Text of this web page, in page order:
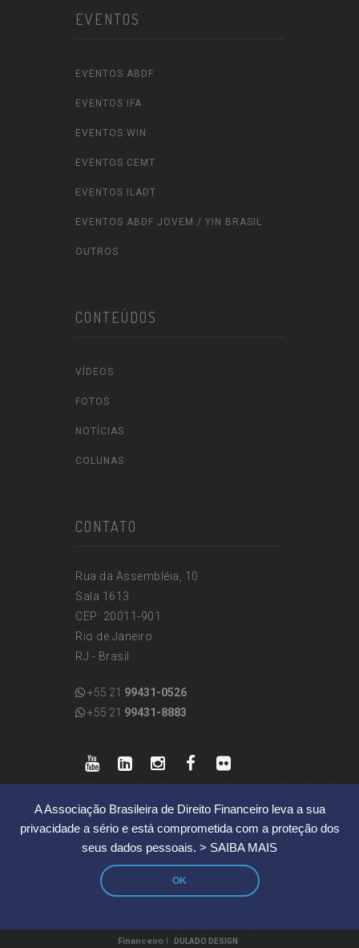
A Associação Brasileira de Direito Financeiro leva a sua
privacidade a sério e está comprometida com a proteção dos
seus dados pessoais. > SAIBA MAIS
OK
EVENTOS
EVENTOS ABDF
EVENTOS IFA
EVENTOS WIN
EVENTOS CEMT
EVENTOS ILADT
EVENTOS ABDF JOVEM / YIN BRASIL
OUTROS
CONTEÚDOS
VÍDEOS
FOTOS
NOTÍCIAS
COLUNAS
CONTATO
Rua da Assembléia, 10
Sala 1613
CEP: 20011-901
Rio de Janeiro
RJ - Brasil
+55 21 99431-0526
+55 21 99431-8883
REGRAS DE PROTEÇÃO DE DADOS PESSOAIS
Financeiro | DULADO DESIGN